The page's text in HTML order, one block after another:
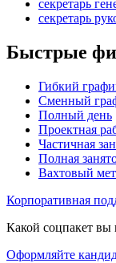
секретарь
секретарь
Быстрые
Гибкий
Сменный
Полный день
Проектная
Частичная
Полная
Вахтовый
Корпоративная
Какой соцпакет вы
Оформляйте